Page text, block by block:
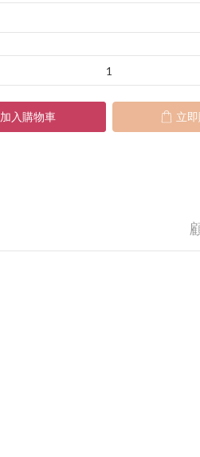
加入購物車 立